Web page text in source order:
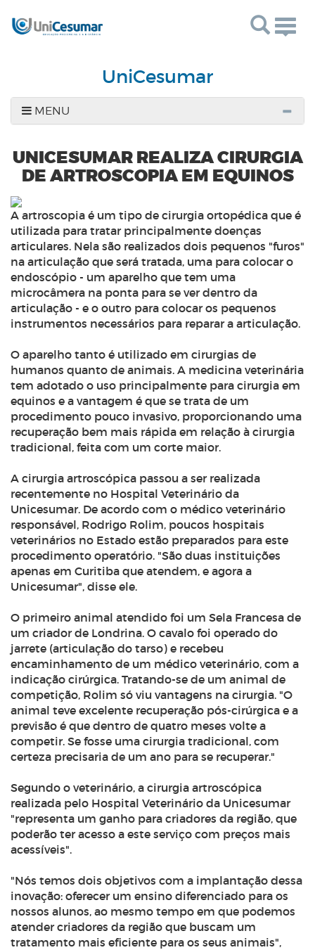
UniCesumar
MENU
UNICESUMAR REALIZA CIRURGIA
DE ARTROSCOPIA EM EQUINOS
A artroscopia é um tipo de cirurgia ortopédica que é
utilizada para tratar principalmente doenças
articulares. Nela são realizados dois pequenos "furos"
na articulação que será tratada, uma para colocar o
endoscópio - um aparelho que tem uma
microcâmera na ponta para se ver dentro da
articulação - e o outro para colocar os pequenos
instrumentos necessários para reparar a articulação.
O aparelho tanto é utilizado em cirurgias de
humanos quanto de animais. A medicina veterinária
tem adotado o uso principalmente para cirurgia em
equinos e a vantagem é que se trata de um
procedimento pouco invasivo, proporcionando uma
recuperação bem mais rápida em relação à cirurgia
tradicional, feita com um corte maior.
A cirurgia artroscópica passou a ser realizada
recentemente no Hospital Veterinário da
Unicesumar. De acordo com o médico veterinário
responsável, Rodrigo Rolim, poucos hospitais
veterinários no Estado estão preparados para este
procedimento operatório. "São duas instituições
apenas em Curitiba que atendem, e agora a
Unicesumar", disse ele.
O primeiro animal atendido foi um Sela Francesa de
um criador de Londrina. O cavalo foi operado do
jarrete (articulação do tarso) e recebeu
encaminhamento de um médico veterinário, com a
indicação cirúrgica. Tratando-se de um animal de
competição, Rolim só viu vantagens na cirurgia. "O
animal teve excelente recuperação pós-cirúrgica e a
previsão é que dentro de quatro meses volte a
competir. Se fosse uma cirurgia tradicional, com
certeza precisaria de um ano para se recuperar."
Segundo o veterinário, a cirurgia artroscópica
realizada pelo Hospital Veterinário da Unicesumar
"representa um ganho para criadores da região, que
poderão ter acesso a este serviço com preços mais
acessíveis".
"Nós temos dois objetivos com a implantação dessa
inovação: oferecer um ensino diferenciado para os
nossos alunos, ao mesmo tempo em que podemos
atender criadores da região que buscam um
tratamento mais eficiente para os seus animais",